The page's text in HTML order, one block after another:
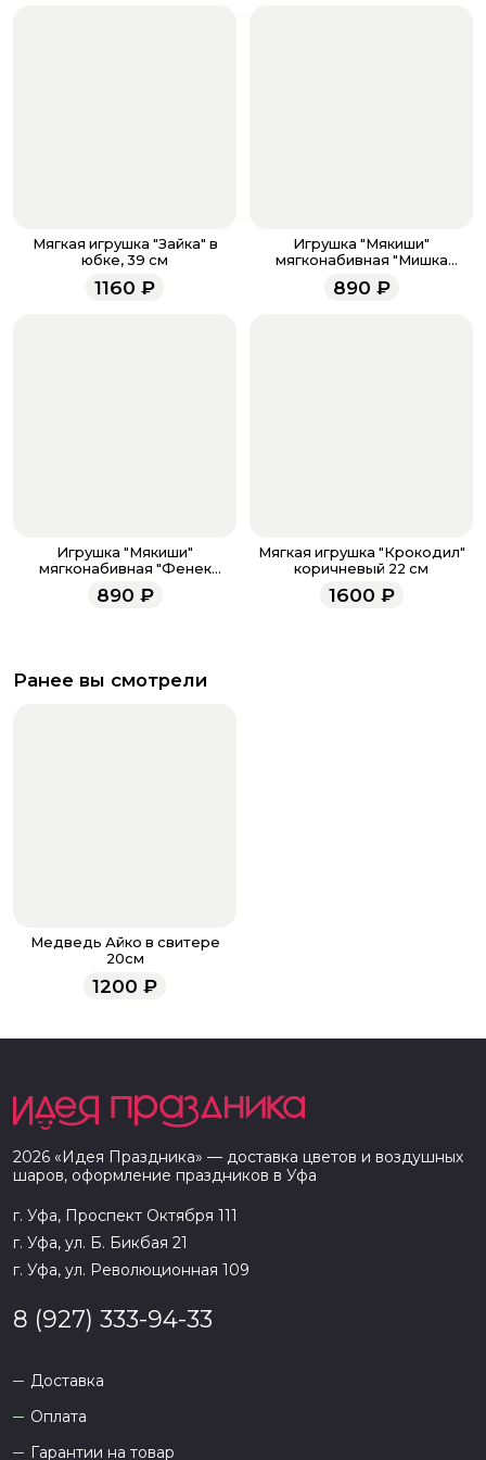
звоните по номеру телефона
8 (927) 936-71-86
или
напишите WhatsApp
+7 937 333-66-53. Наши
менеджеры работают ежедневно с 9.00 до 23.00 и
всегда рады проконсультировать вас.
Мягкая игрушка "Зайка" в
юбке, 39 см
1160 ₽
Игрушка "Мякиши"
мягконабивная "Мишка
890 ₽
Игрушка "Мякиши"
мягконабивная "Фенек
Миранда"
890 ₽
Мягкая игрушка "Крокодил"
коричневый 22 см
1600 ₽
Ранее вы смотрели
Медведь Айко в свитере
20см
1200 ₽
2026 «Идея Праздника» — доставка цветов и воздушных
шаров, оформление праздников в Уфа
г. Уфа, Проспект Октября 111
г. Уфа, ул. Б. Бикбая 21
г. Уфа, ул. Революционная 109
8 (927) 333-94-33
Доставка
Оплата
Гарантии на товар